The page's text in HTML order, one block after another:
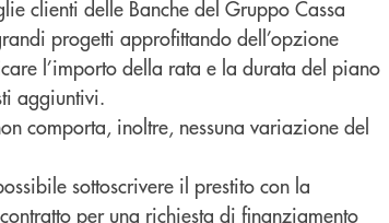
clienti delle Banche del Gruppo Cassa
progetti approfittando dell’opzione
l’importo della rata e la durata del piano
aggiuntivi.
comporta, inoltre, nessuna variazione del
sottoscrivere il prestito con la
per una richiesta di finanziamento